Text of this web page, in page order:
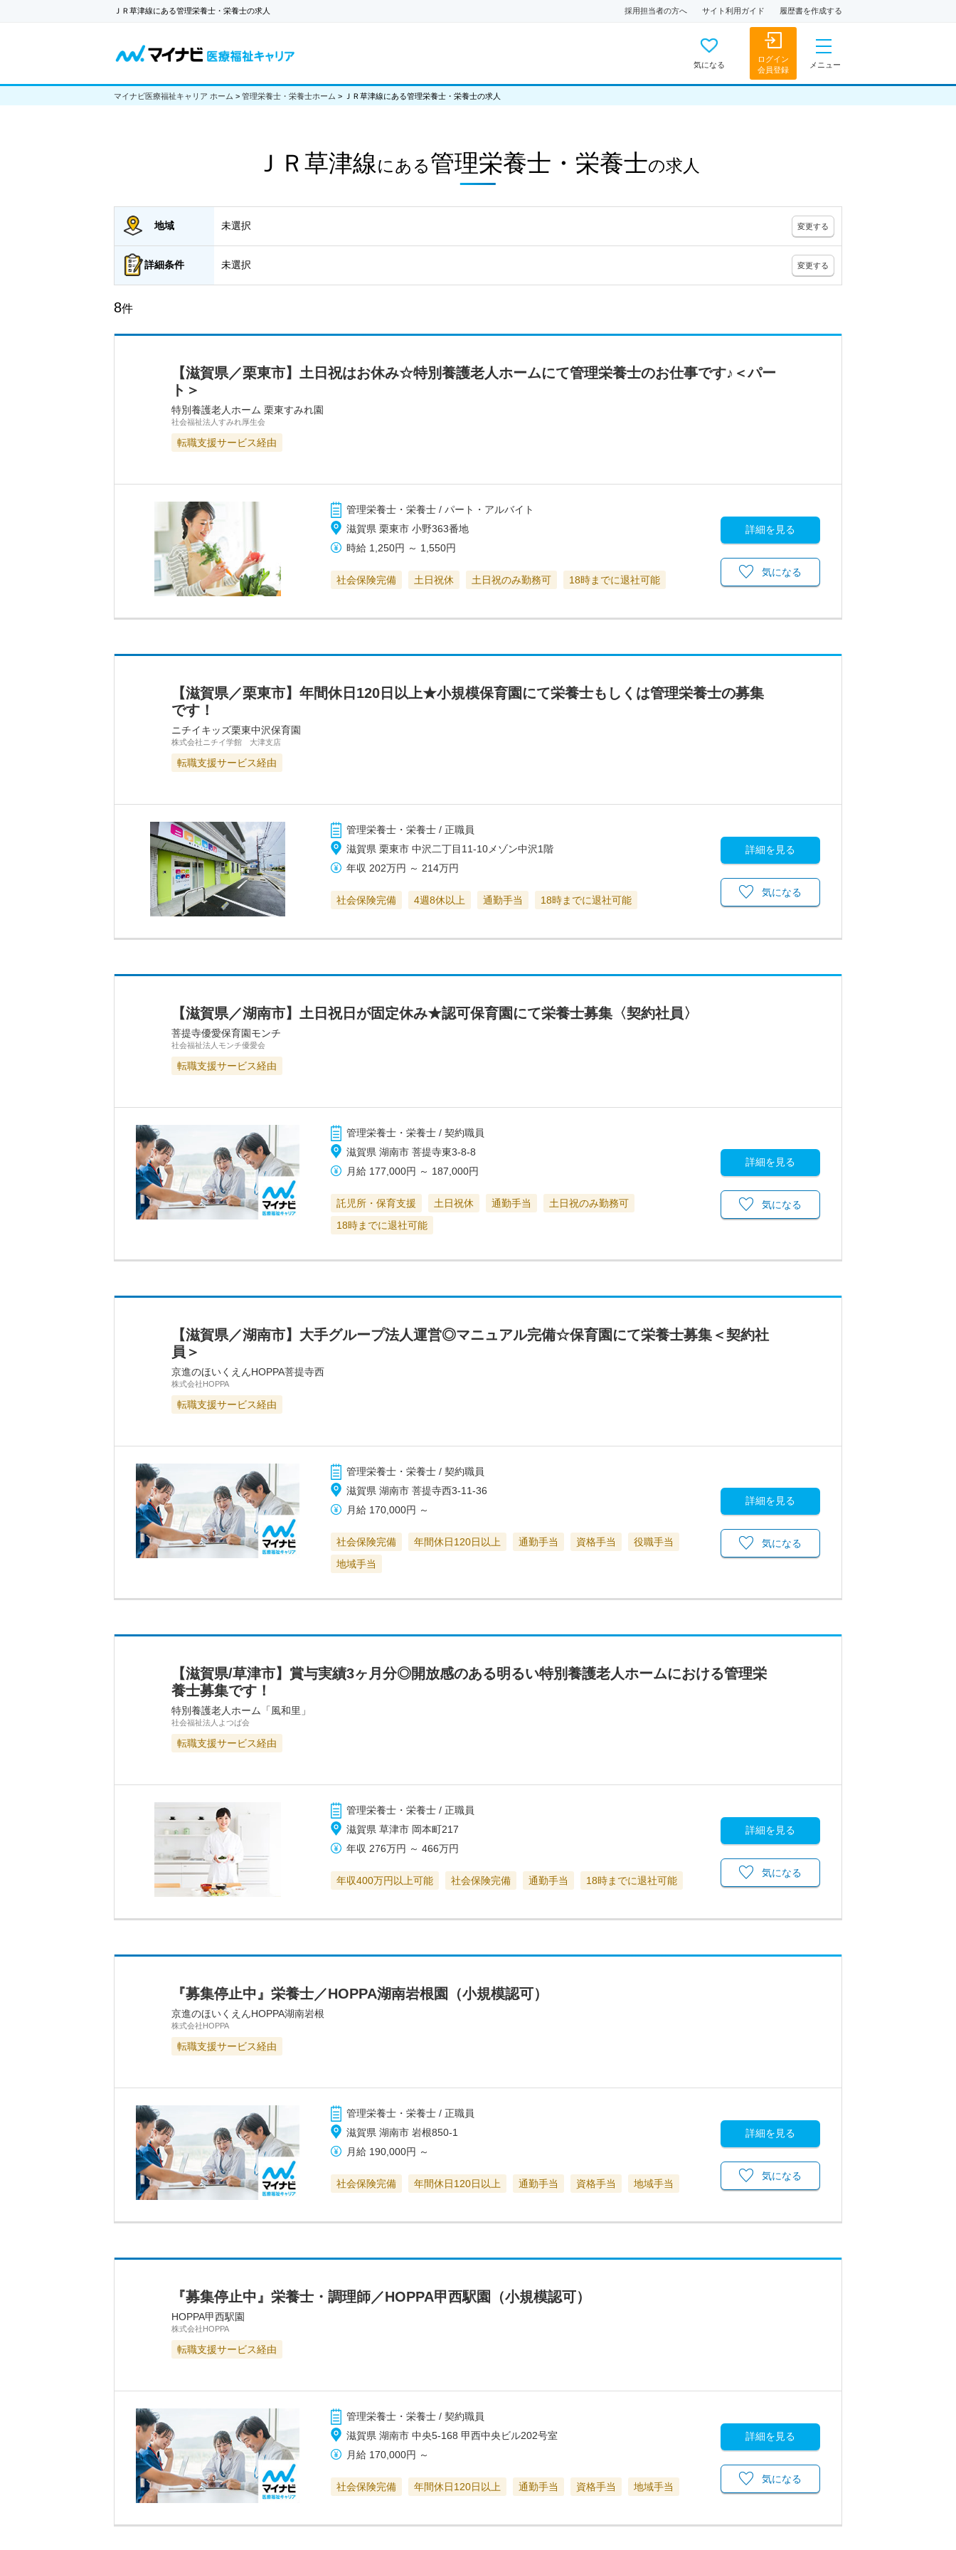
ＪＲ草津線にある管理栄養士・栄養士の求人 採用担当者の方へ サイト利用ガイド 履歴書を作成する
気になる
ログイン
会員登録
メニュー
マイナビ医療福祉キャリア ホーム > 管理栄養士・栄養士ホーム > ＪＲ草津線にある管理栄養士・栄養士の求人
ＪＲ草津線にある管理栄養士・栄養士の求人
地域 未選択 変更する
詳細条件 未選択 変更する
8件
【滋賀県／栗東市】土日祝はお休み☆特別養護老人ホームにて管理栄養士のお仕事です♪＜パー
ト＞
特別養護老人ホーム 栗東すみれ園
社会福祉法人すみれ厚生会
転職支援サービス経由
管理栄養士・栄養士 / パート・アルバイト
滋賀県 栗東市 小野363番地
時給 1,250円 ～ 1,550円
社会保険完備 土日祝休 土日祝のみ勤務可 18時までに退社可能
詳細を見る
気になる
【滋賀県／栗東市】年間休日120日以上★小規模保育園にて栄養士もしくは管理栄養士の募集
です！
ニチイキッズ栗東中沢保育園
株式会社ニチイ学館 大津支店
転職支援サービス経由
管理栄養士・栄養士 / 正職員
滋賀県 栗東市 中沢二丁目11-10メゾン中沢1階
年収 202万円 ～ 214万円
社会保険完備 4週8休以上 通勤手当 18時までに退社可能
詳細を見る
気になる
【滋賀県／湖南市】土日祝日が固定休み★認可保育園にて栄養士募集〈契約社員〉
菩提寺優愛保育園モンチ
社会福祉法人モンチ優愛会
転職支援サービス経由
管理栄養士・栄養士 / 契約職員
滋賀県 湖南市 菩提寺東3-8-8
月給 177,000円 ～ 187,000円
託児所・保育支援 土日祝休 通勤手当
土日祝のみ勤務可
18時までに退社可能
詳細を見る
気になる
【滋賀県／湖南市】大手グループ法人運営◎マニュアル完備☆保育園にて栄養士募集＜契約社
員＞
京進のほいくえんHOPPA菩提寺西
株式会社HOPPA
転職支援サービス経由
管理栄養士・栄養士 / 契約職員
滋賀県 湖南市 菩提寺西3-11-36
月給 170,000円 ～
社会保険完備 年間休日120日以上 通勤手当 資格手当
役職手当
地域手当
詳細を見る
気になる
【滋賀県/草津市】賞与実績3ヶ月分◎開放感のある明るい特別養護老人ホームにおける管理栄
養士募集です！
特別養護老人ホーム「風和里」
社会福祉法人よつば会
転職支援サービス経由
管理栄養士・栄養士 / 正職員
滋賀県 草津市 岡本町217
年収 276万円 ～466万円
年収400万円以上可能 社会保険完備 通勤手当 18時までに退社可能
詳細を見る
気になる
『募集停止中』栄養士／HOPPA湖南岩根園（小規模認可）
京進のほいくえんHOPPA湖南岩根
株式会社HOPPA
転職支援サービス経由
管理栄養士・栄養士 / 正職員
滋賀県 湖南市 岩根850-1
月給 190,000円 ～
社会保険完備 年間休日120日以上 通勤手当 資格手当 地域手当
詳細を見る
気になる
『募集停止中』栄養士・調理師／HOPPA甲西駅園（小規模認可）
HOPPA甲西駅園
株式会社HOPPA
転職支援サービス経由
管理栄養士・栄養士 / 契約職員
滋賀県 湖南市 中央5-168 甲西中央ビル202号室
月給 170,000円 ～
社会保険完備 年間休日120日以上 通勤手当 資格手当 地域手当
詳細を見る
気になる